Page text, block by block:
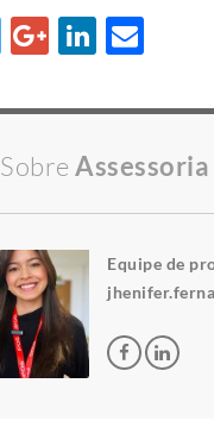
Sobre
Equipe de